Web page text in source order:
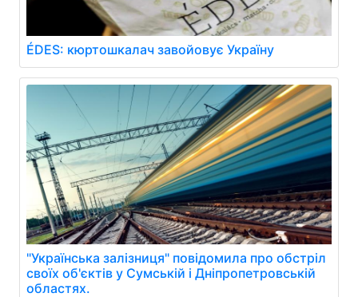
ÉDES: кюртошкалач завойовує Україну
"Українська залізниця" повідомила про обстріл
своїх об'єктів у Сумській і Дніпропетровській
областях.